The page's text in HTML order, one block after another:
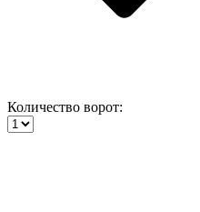
Количество ворот: